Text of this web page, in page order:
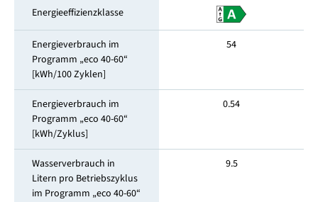
Energieeffizienzklasse
Energieverbrauch im
Programm „eco 40-60“
[kWh/100 Zyklen]
54
Energieverbrauch im
Programm „eco 40-60“
[kWh/Zyklus]
0.54
Wasserverbrauch in
Litern pro Betriebszyklus
im Programm „eco 40-60“
9.5